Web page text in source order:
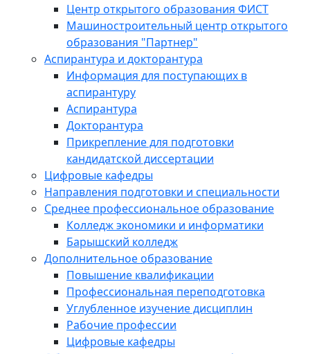
Центр открытого образования ФИСТ
Машиностроительный центр открытого
образования "Партнер"
Аспирантура и докторантура
Информация для поступающих в
аспирантуру
Аспирантура
Докторантура
Прикрепление для подготовки
кандидатской диссертации
Цифровые кафедры
Направления подготовки и специальности
Среднее профессиональное образование
Колледж экономики и информатики
Барышский колледж
Дополнительное образование
Повышение квалификации
Профессиональная переподготовка
Углубленное изучение дисциплин
Рабочие профессии
Цифровые кафедры